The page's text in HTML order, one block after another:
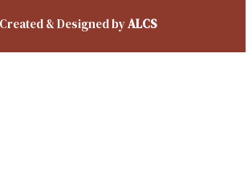
& Designed byALCS